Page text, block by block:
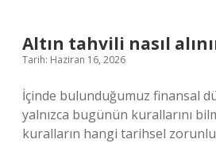
Altın tahvili nasıl
Tarih: Haziran 16, 2026
İçinde bulunduğumuz finansal
yalnızca bugünün kurallarını
kuralların hangi tarihsel